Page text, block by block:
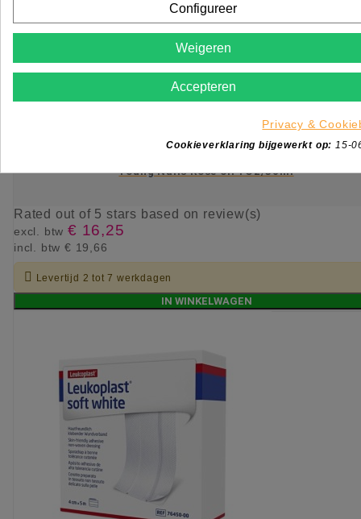
Young Nails Rose oil 1Oz/30ml
Rated out of 5 stars based on review(s)
excl. btw € 16,25
incl. btw € 19,66
 Levertijd 2 tot 7 werkdagen
IN WINKELWAGEN
Configureer
Weigeren
Accepteren
Privacy &
Cookieverklaring bijgewerkt op: 15-